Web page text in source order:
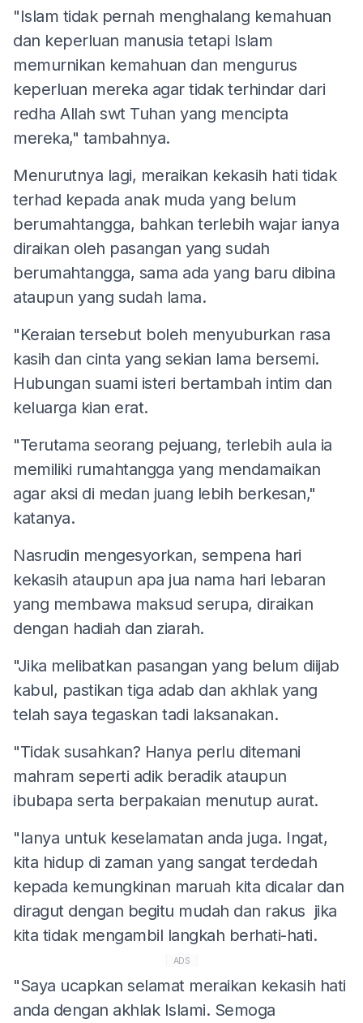
"Islam tidak pernah menghalang kemahuan
dan keperluan manusia tetapi Islam
memurnikan kemahuan dan mengurus
keperluan mereka agar tidak terhindar dari
redha Allah swt Tuhan yang mencipta
mereka," tambahnya.
Menurutnya lagi, meraikan kekasih hati tidak
terhad kepada anak muda yang belum
berumahtangga, bahkan terlebih wajar ianya
diraikan oleh pasangan yang sudah
berumahtangga, sama ada yang baru dibina
ataupun yang sudah lama.
"Keraian tersebut boleh menyuburkan rasa
kasih dan cinta yang sekian lama bersemi.
Hubungan suami isteri bertambah intim dan
keluarga kian erat.
"Terutama seorang pejuang, terlebih aula ia
memiliki rumahtangga yang mendamaikan
agar aksi di medan juang lebih berkesan,"
katanya.
Nasrudin mengesyorkan, sempena hari
kekasih ataupun apa jua nama hari lebaran
yang membawa maksud serupa, diraikan
dengan hadiah dan ziarah.
"Jika melibatkan pasangan yang belum diijab
kabul, pastikan tiga adab dan akhlak yang
telah saya tegaskan tadi laksanakan.
"Tidak susahkan? Hanya perlu ditemani
mahram seperti adik beradik ataupun
ibubapa serta berpakaian menutup aurat.
"Ianya untuk keselamatan anda juga. Ingat,
kita hidup di zaman yang sangat terdedah
kepada kemungkinan maruah kita dicalar dan
diragut dengan begitu mudah dan rakus jika
kita tidak mengambil langkah berhati-hati.
ADS
"Saya ucapkan selamat meraikan kekasih hati
anda dengan akhlak Islami. Semoga